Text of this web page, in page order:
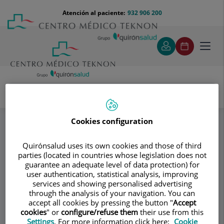
contenido
Menú
teléfono
cabecera
932 906 200
Atención al paciente:
Andrología Barcelona - Dr. Josep Torremadé Barreda
Consultorio
AB Andrología
Barcelona - Dr. Josep
Cookies configuration
Quirónsalud uses its own cookies and those of third
parties (located in countries whose legislation does not
guarantee an adequate level of data protection) for
user authentication, statistical analysis, improving
services and showing personalised advertising
through the analysis of your navigation. You can
accept all cookies by pressing the button "Accept
cookies" or configure/refuse them their use from this
Settings. For more information click here: Cookie